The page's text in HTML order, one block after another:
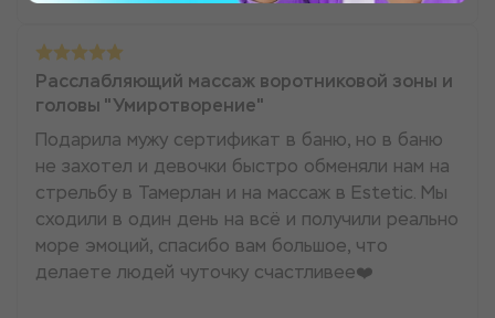
Расслабляющий массаж воротниковой зоны и
головы "Умиротворение"
Подарила мужу сертификат в баню, но в баню
не захотел и девочки быстро обменяли нам на
стрельбу в Тамерлан и на массаж в Estetic. Мы
сходили в один день на всё и получили реально
море эмоций, спасибо вам большое, что
делаете людей чуточку счастливее❤️